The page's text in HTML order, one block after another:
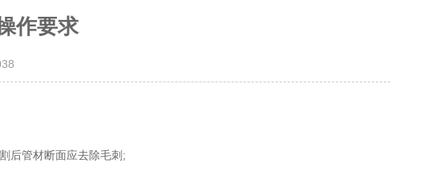
作要求
后管材断面应去除毛刺;